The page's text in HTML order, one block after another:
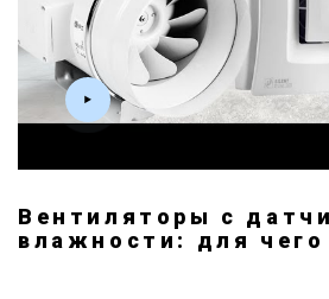
Вентиляторы с
влажности: для